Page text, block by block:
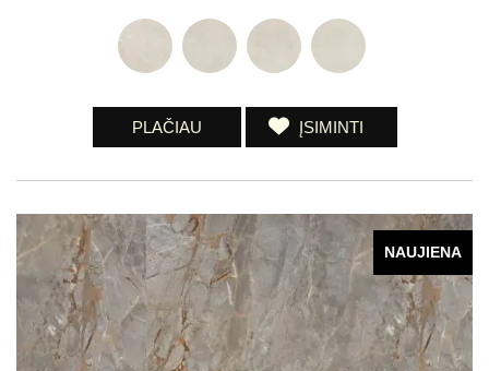
PLAČIAU ĮSIMINTI
NAUJIENA